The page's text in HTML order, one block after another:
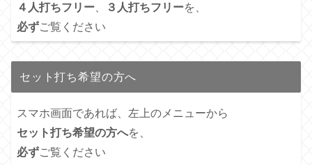
４人打ちフリー
３人打ちフリーを、
必ずご覧ください
セット打ち希望の方へ
スマホ画面であれば、左上のメニューから
セット打ち希望の方へを、
必ずご覧ください